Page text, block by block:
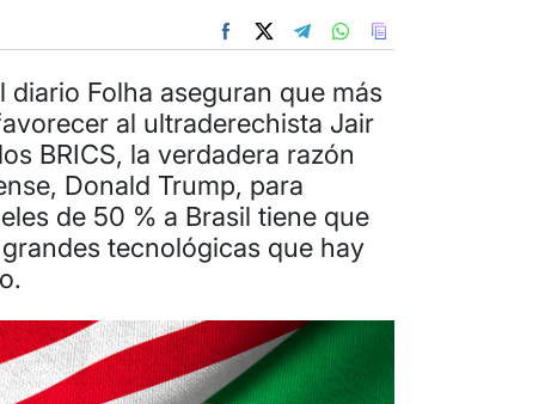
Folha aseguran que más
al ultraderechista Jair
BRICS, la verdadera razón
Donald Trump, para
de 50 % a Brasil tiene que
tecnológicas que hay